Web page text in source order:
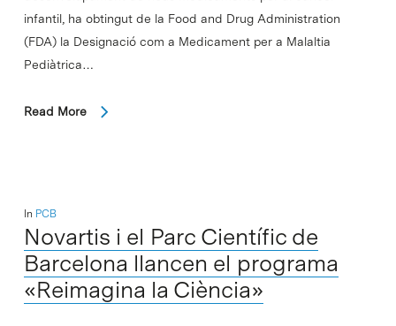
infantil, ha obtingut de la Food and Drug Administration
(FDA) la Designació com a Medicament per a Malaltia
Pediàtrica…
Read More
In PCB
Novartis i el Parc Científic de
Barcelona llancen el programa
«Reimagina la Ciència»